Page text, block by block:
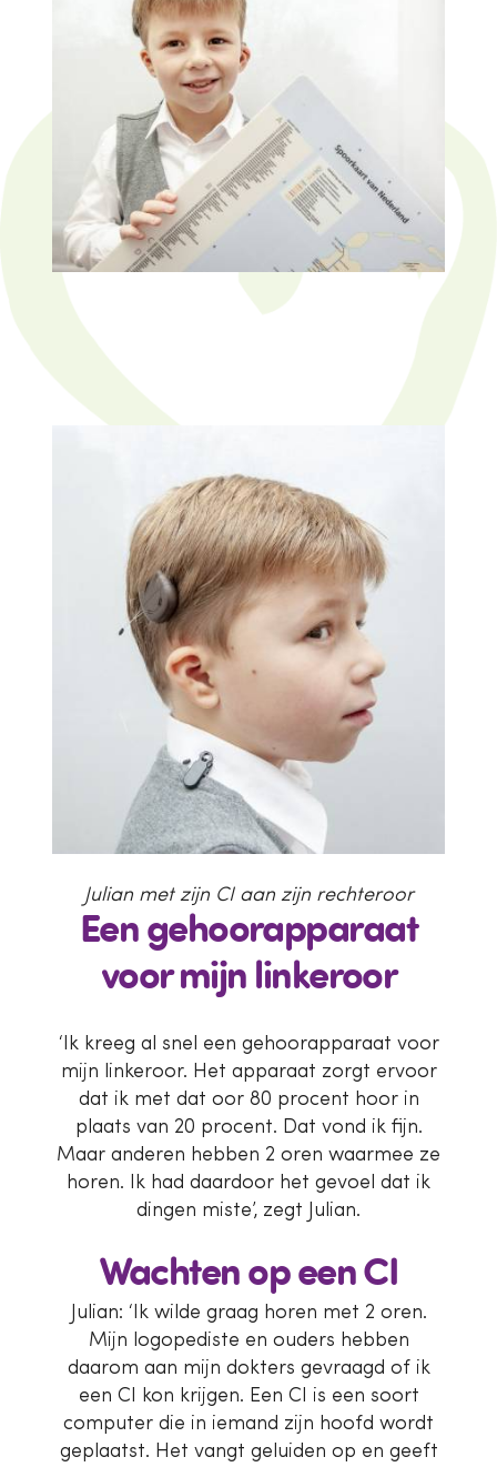
Julian met zijn CI aan zijn rechteroor
Een gehoorapparaat
voor mijn linkeroor
‘Ik kreeg al snel een gehoorapparaat voor
mijn linkeroor. Het apparaat zorgt ervoor
dat ik met dat oor 80 procent hoor in
plaats van 20 procent. Dat vond ik fijn.
Maar anderen hebben 2 oren waarmee ze
horen. Ik had daardoor het gevoel dat ik
dingen miste’, zegt Julian.
Wachten op een CI
Julian: ‘Ik wilde graag horen met 2 oren.
Mijn logopediste en ouders hebben
daarom aan mijn dokters gevraagd of ik
een CI kon krijgen. Een CI is een soort
computer die in iemand zijn hoofd wordt
geplaatst. Het vangt geluiden op en geeft